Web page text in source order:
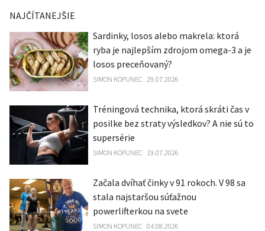
NAJČÍTANEJŠIE
Sardinky, losos alebo makrela: ktorá
ryba je najlepším zdrojom omega-3 a je
losos preceňovaný?
SIMON KOPUNEC 29.07.2026
Tréningová technika, ktorá skráti čas v
posilke bez straty výsledkov? A nie sú to
supersérie
SIMON KOPUNEC 19.07.2026
Začala dvíhať činky v 91 rokoch. V 98 sa
stala najstaršou súťažnou
powerlifterkou na svete
SIMON KOPUNEC 04.08.2026